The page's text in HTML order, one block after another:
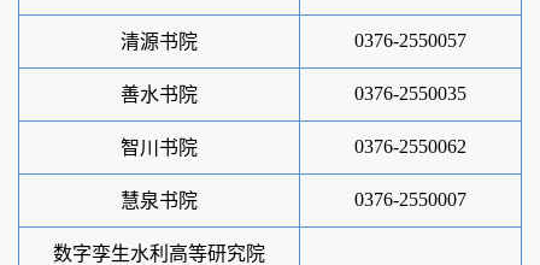
清源书院 0376-2550057
善水书院 0376-2550035
智川书院 0376-2550062
慧泉书院 0376-2550007
数字孪生水利高等研究院